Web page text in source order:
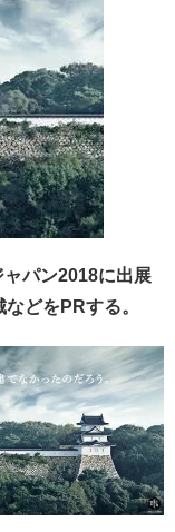
パン2018に出展
どをPRする。